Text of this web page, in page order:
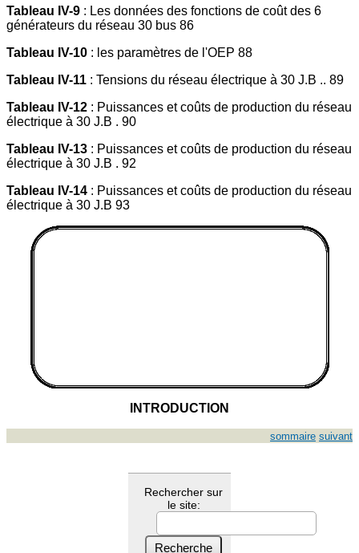
Tableau IV-9 : Les données des fonctions de coût des 6
générateurs du réseau 30 bus 86
Tableau IV-10 : les paramètres de l'OEP 88
Tableau IV-11 : Tensions du réseau électrique à 30 J.B .. 89
Tableau IV-12 : Puissances et coûts de production du réseau
électrique à 30 J.B . 90
Tableau IV-13 : Puissances et coûts de production du réseau
électrique à 30 J.B . 92
Tableau IV-14 : Puissances et coûts de production du réseau
électrique à 30 J.B 93
INTRODUCTION
sommaire suivant
Rechercher sur
le site: